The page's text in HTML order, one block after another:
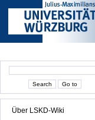
Über LSKD-Wiki